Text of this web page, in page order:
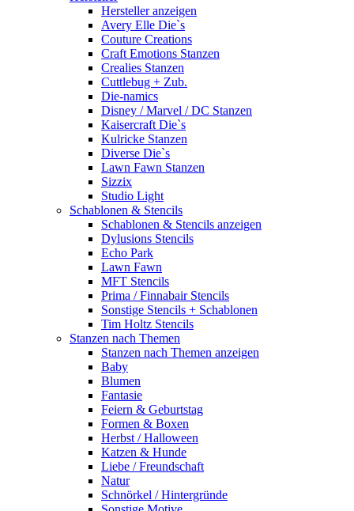
Hersteller anzeigen
Avery Elle Die`s
Couture Creations
Craft Emotions Stanzen
Crealies Stanzen
Cuttlebug + Zub.
Die-namics
Disney / Marvel / DC Stanzen
Kaisercraft Die`s
Kulricke Stanzen
Diverse Die`s
Lawn Fawn Stanzen
Sizzix
Studio Light
Schablonen & Stencils
Schablonen & Stencils anzeigen
Dylusions Stencils
Echo Park
Lawn Fawn
MFT Stencils
Prima / Finnabair Stencils
Sonstige Stencils + Schablonen
Tim Holtz Stencils
Stanzen nach Themen
Stanzen nach Themen anzeigen
Baby
Blumen
Fantasie
Feiern & Geburtstag
Formen & Boxen
Herbst / Halloween
Katzen & Hunde
Liebe / Freundschaft
Natur
Schnörkel / Hintergründe